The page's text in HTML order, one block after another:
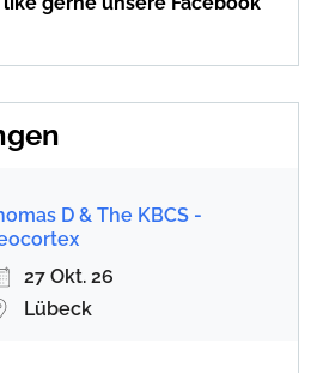
D & The KBCS -
27 Okt. 26
Lübeck